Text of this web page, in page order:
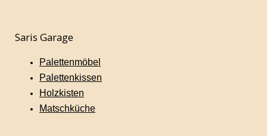
Saris Garage
Palettenmöbel
Palettenkissen
Holzkisten
Matschküche